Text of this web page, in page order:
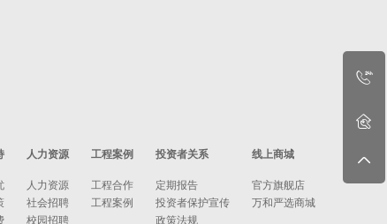
人力资源
人力资源
社会招聘
校园招聘
工程案例
工程合作
工程案例
投资者关系
定期报告
投资者保护宣传
政策法规
线上商城
官方旗舰店
万和严选商城